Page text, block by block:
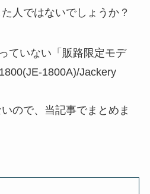
人ではないでしょうか？
ていない「販路限定モデ
1800A)/Jackery
ので、当記事でまとめま